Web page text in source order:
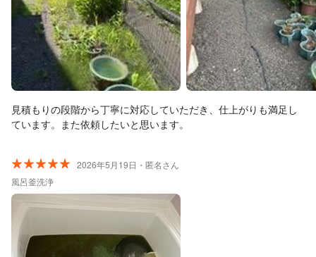
見積もりの段階から丁寧に対応していただき、仕上がりも満足し
ています。また依頼したいと思います。
2026年5月19日・匿名さん
風呂釜洗浄